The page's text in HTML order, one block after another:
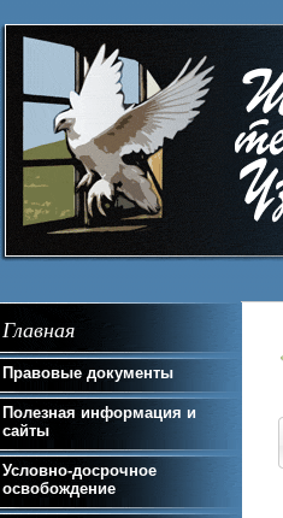
Главная
Правовые документы
Полезная информация и
сайты
Условно-досрочное
освобождение